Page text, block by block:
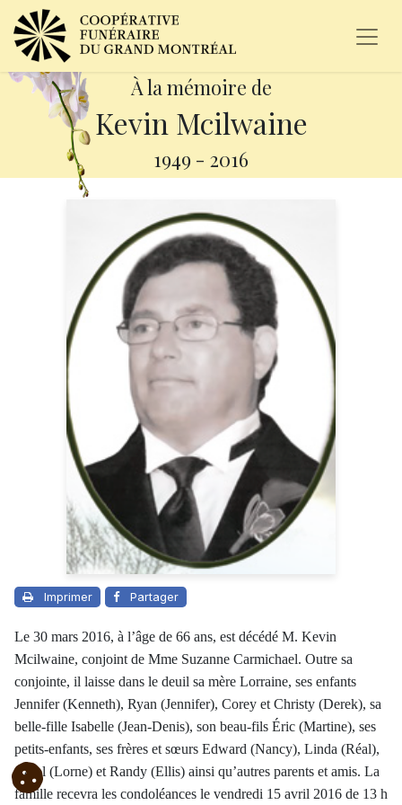
À la mémoire de
Kevin Mcilwaine
1949 - 2016
Imprimer Partager
Le 30 mars 2016, à l’âge de 66 ans, est décédé M. Kevin
Mcilwaine, conjoint de Mme Suzanne Carmichael. Outre sa
conjointe, il laisse dans le deuil sa mère Lorraine, ses enfants
Jennifer (Kenneth), Ryan (Jennifer), Corey et Christy (Derek), sa
belle-fille Isabelle (Jean-Denis), son beau-fils Éric (Martine), ses
petits-enfants, ses frères et sœurs Edward (Nancy), Linda (Réal),
Carol (Lorne) et Randy (Ellis) ainsi qu’autres parents et amis. La
famille recevra les condoléances le vendredi 15 avril 2016 de 13 h